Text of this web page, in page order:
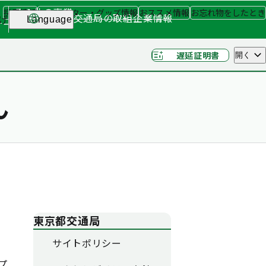
採用情報キャラクター・グッズ情報おススメ情報 お忘れ物をしたとき
Language
その他の事業
（関連事業）交通局の取組企業情報
遅延証明書 開く
東京都交通局
サイトポリシー